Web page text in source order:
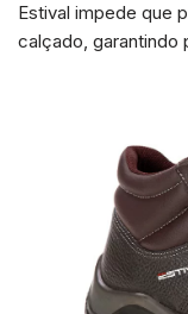
Estival impede que
calçado, garantindo